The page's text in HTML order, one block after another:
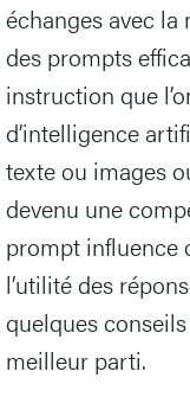
échanges avec la
des prompts
instruction que
d’intelligence
texte ou images
devenu une
prompt influence
l’utilité des
quelques
meilleur parti.